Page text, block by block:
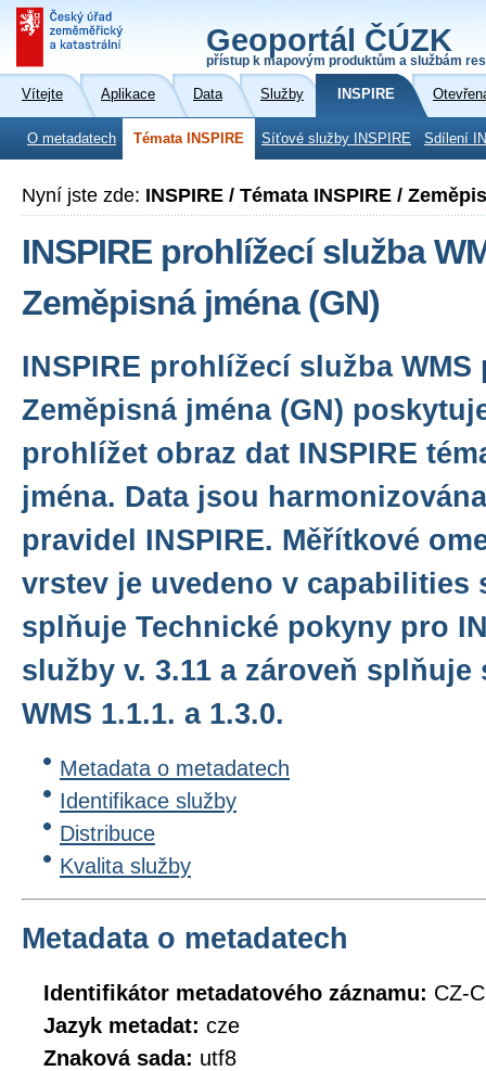
Geoportál ČÚZK
přístup k mapovým produktům a službám
Vítejte Aplikace Data Služby INSPIRE
O metadatech Témata INSPIRE Síťové služby INSPIRE Sdílení
Nyní jste zde: INSPIRE / Témata INSPIRE /
INSPIRE prohlížecí služba
Zeměpisná jména (GN)
INSPIRE prohlížecí služba WMS
Zeměpisná jména (GN)
prohlížet obraz dat INSPIRE
jména. Data jsou
pravidel INSPIRE. Měřítkové
vrstev je uvedeno v capabilities
splňuje Technické pokyny pro
služby v. 3.11 a zároveň splňuje
WMS 1.1.1. a 1.3.0.
Metadata o metadatech
Identifikace služby
Distribuce
Kvalita služby
Metadata o metadatech
Identifikátor metadatového záznamu: CZ-
Jazyk metadat: cze
Znaková sada: utf8